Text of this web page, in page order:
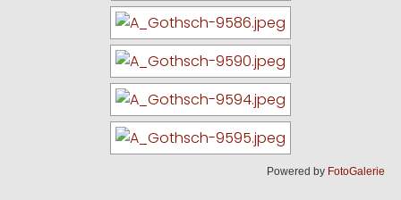
Powered by FotoGalerie